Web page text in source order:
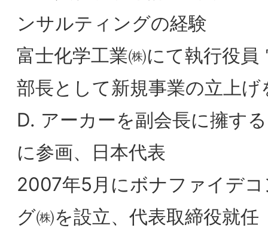
・ブランド戦略経営研究所
・丸の内ブランドフォーラム
・日本マーケティング学会
・産業・組織心理学会
・日本パーソナリティ心理学会
●書籍・論文等
・ブランド・タグライン経営(ディスカヴ
ーebook選書)
ディスカヴァー・トゥエンティワン 2022